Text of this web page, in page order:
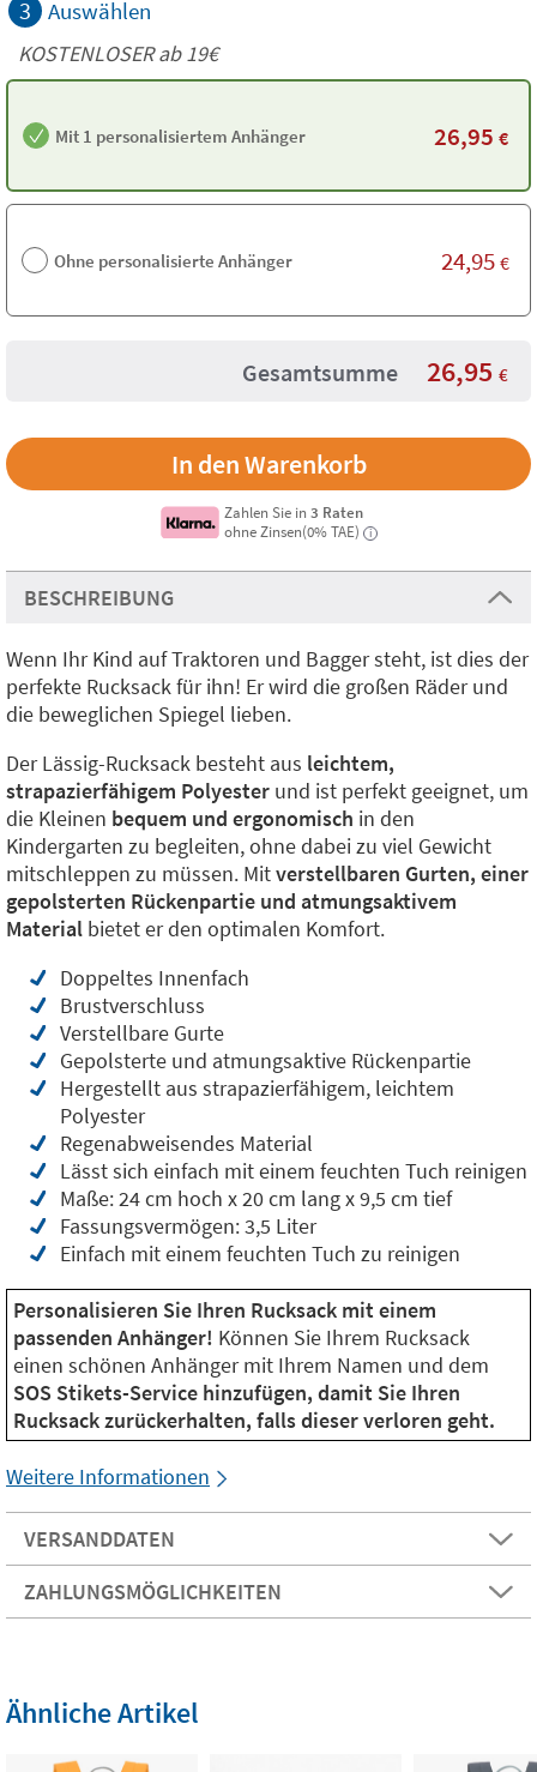
3 Auswählen
KOSTENLOSER ab 19€
Mit 1 personalisiertem Anhänger 26,95 €
Ohne personalisierte Anhänger 24,95 €
Gesamtsumme 26,95 €
Zahlen Sie in3 Raten
ohne Zinsen(0% TAE)
i
BESCHREIBUNG
Wenn Ihr Kind auf Traktoren und Bagger steht, ist dies der
perfekte Rucksack für ihn! Er wird die großen Räder und
die beweglichen Spiegel lieben.
Der Lässig-Rucksack besteht aus leichtem,
strapazierfähigem Polyester und ist perfekt geeignet, um
die Kleinen bequem und ergonomisch in den
Kindergarten zu begleiten, ohne dabei zu viel Gewicht
mitschleppen zu müssen. Mitverstellbaren Gurten, einer
gepolsterten Rückenpartie und atmungsaktivem
Material bietet er den optimalen Komfort.
Doppeltes Innenfach
Brustverschluss
Verstellbare Gurte
Gepolsterte und atmungsaktive Rückenpartie
Hergestellt aus strapazierfähigem, leichtem
Polyester
Regenabweisendes Material
Lässt sich einfach mit einem feuchten Tuch reinigen
Maße: 24 cm hoch x 20 cm lang x 9,5 cm tief
Fassungsvermögen: 3,5 Liter
Einfach mit einem feuchten Tuch zu reinigen
Personalisieren Sie Ihren Rucksack mit einem
passenden Anhänger! Können Sie Ihrem Rucksack
einen schönen Anhänger mit Ihrem Namen und dem
SOS Stikets-Service hinzufügen, damit Sie Ihren
Rucksack zurückerhalten, falls dieser verloren geht.
Weitere Informationen
VERSANDDATEN
ZAHLUNGSMÖGLICHKEITEN
Ähnliche Artikel